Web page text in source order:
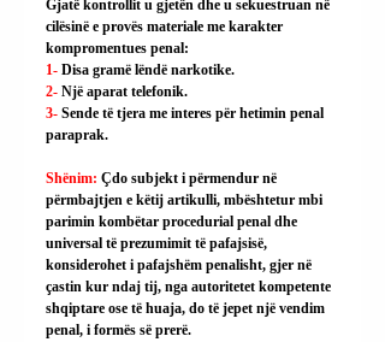
Gjatë kontrollit u gjetën dhe u sekuestruan në
cilësinë e provës materiale me karakter
kompromentues penal:
1- Disa gramë lëndë narkotike.
2- Një aparat telefonik.
3- Sende të tjera me interes për hetimin penal
paraprak.
Shënim: Çdo subjekt i përmendur në
përmbajtjen e këtij artikulli, mbështetur mbi
parimin kombëtar procedurial penal dhe
universal të prezumimit të pafajsisë,
konsiderohet i pafajshëm penalisht, gjer në
çastin kur ndaj tij, nga autoritetet kompetente
shqiptare ose të huaja, do të jepet një vendim
penal, i formës së prerë.